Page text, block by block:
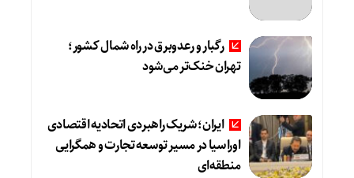
رگبار و رعدوبرق در راه شمال کشور؛
تهران خنک‌تر می‌شود
ایران؛ شریک راهبردی اتحادیه اقتصادی
اوراسیا در مسیر توسعه تجارت و همگرایی
منطقه‌ای